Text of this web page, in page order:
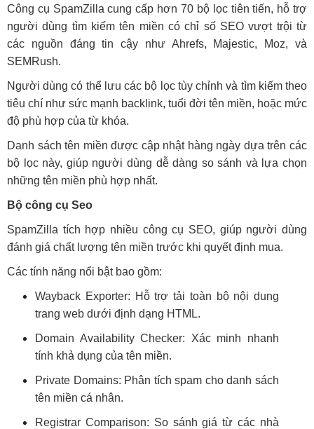
Công cụ SpamZilla cung cấp hơn 70 bộ lọc tiên tiến, hỗ trợ
người dùng tìm kiếm tên miền có chỉ số SEO vượt trội từ
các nguồn đáng tin cậy như Ahrefs, Majestic, Moz, và
SEMRush.
Người dùng có thể lưu các bộ lọc tùy chỉnh và tìm kiếm theo
tiêu chí như sức mạnh backlink, tuổi đời tên miền, hoặc mức
độ phù hợp của từ khóa.
Danh sách tên miền được cập nhật hàng ngày dựa trên các
bộ lọc này, giúp người dùng dễ dàng so sánh và lựa chọn
những tên miền phù hợp nhất.
Bộ công cụ Seo
SpamZilla tích hợp nhiều công cụ SEO, giúp người dùng
đánh giá chất lượng tên miền trước khi quyết định mua.
Các tính năng nổi bật bao gồm:
Wayback Exporter: Hỗ trợ tải toàn bộ nội dung
trang web dưới định dạng HTML.
Domain Availability Checker: Xác minh nhanh
tính khả dụng của tên miền.
Private Domains: Phân tích spam cho danh sách
tên miền cá nhân.
Registrar Comparison: So sánh giá từ các nhà